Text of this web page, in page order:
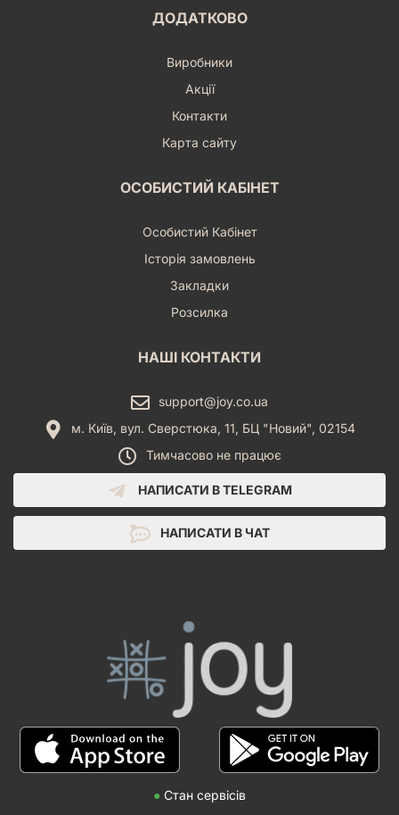
ДОДАТКОВО
Виробники
Акції
Контакти
Карта сайту
ОСОБИСТИЙ КАБІНЕТ
Особистий Кабінет
Історія замовлень
Закладки
Розсилка
НАШІ КОНТАКТИ
support@joy.co.ua
м. Київ, вул. Сверстюка, 11, БЦ "Новий", 02154
Тимчасово не працює
НАПИСАТИ В TELEGRAM
НАПИСАТИ В ЧАТ
● Стан сервісів